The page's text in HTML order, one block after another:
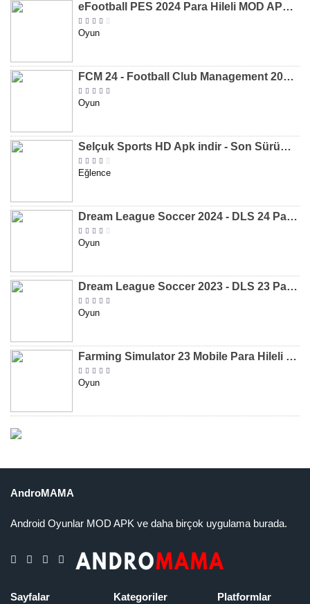
eFootball PES 2024 Para Hileli MOD APK indir [v8.2.0]
Oyun
FCM 24 - Football Club Management 2024 Para Hileli MOD APK indir [v1.0.4]
Oyun
Selçuk Sports HD Apk indir - Son Sürüm 2024 [2.0.1.9]
Eğlence
Dream League Soccer 2024 - DLS 24 Para Hileli MOD APK indir [v11.050]
Oyun
Dream League Soccer 2023 - DLS 23 Para Hileli MOD APK [v11.020]
Oyun
Farming Simulator 23 Mobile Para Hileli MOD APK indir [v0.0.0.8]
Oyun
AndroMAMA
Android Oyunlar MOD APK ve daha birçok uygulama burada.
Sayfalar Kategoriler Platformlar